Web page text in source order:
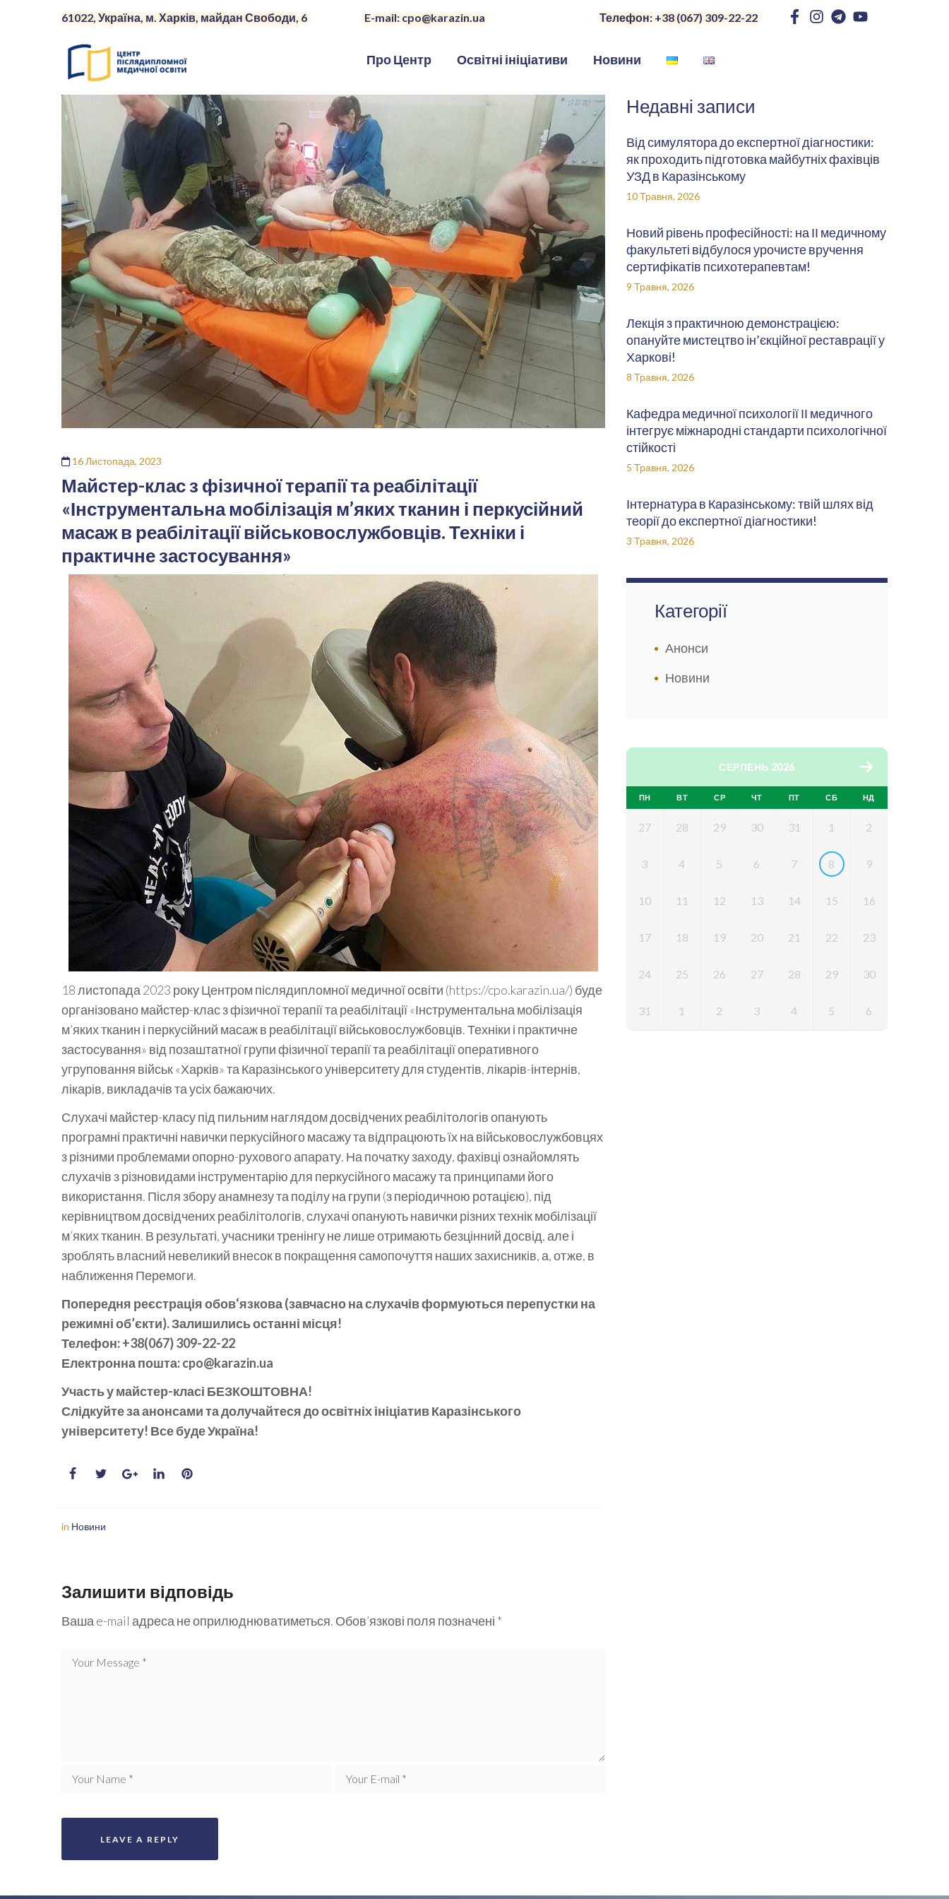
61022, Україна, м. Харків, майдан Свободи, 6 E-mail: cpo@karazin.ua Телефон: +38 (067) 309-22-22
Про Центр Освітні ініціативи Новини
16 Листопада, 2023
Майстер-клас з фізичної терапії та реабілітації
«Інструментальна мобілізація м’яких тканин і перкусійний
масаж в реабілітації військовослужбовців. Техніки і
практичне застосування»
18 листопада 2023 року Центром післядипломної медичної освіти (https://cpo.karazin.ua/) буде
організовано майстер-клас з фізичної терапії та реабілітації «Інструментальна мобілізація
м’яких тканин і перкусійний масаж в реабілітації військовослужбовців. Техніки і практичне
застосування» від позаштатної групи фізичної терапії та реабілітації оперативного
угруповання військ «Харків» та Каразінського університету для студентів, лікарів-інтернів,
лікарів, викладачів та усіх бажаючих.
Слухачі майстер-класу під пильним наглядом досвідчених реабілітологів опанують
програмні практичні навички перкусійного масажу та відпрацюють їх на військовослужбовцях
з різними проблемами опорно-рухового апарату. На початку заходу, фахівці ознайомлять
слухачів з різновидами інструментарію для перкусійного масажу та принципами його
використання. Після збору анамнезу та поділу на групи (з періодичною ротацією), під
керівництвом досвідчених реабілітологів, слухачі опанують навички різних технік мобілізації
м’яких тканин. В результаті, учасники тренінгу не лише отримають безцінний досвід, але і
зроблять власний невеликий внесок в покращення самопочуття наших захисників, а, отже, в
наближення Перемоги.
Попередня реєстрація обов‘язкова (завчасно на слухачів формуються перепустки на
режимні об’єкти). Залишились останні місця!
Телефон: +38(067) 309-22-22
Електронна пошта: cpo@karazin.ua
Участь у майстер-класі БЕЗКОШТОВНА!
Слідкуйте за анонсами та долучайтеся до освітніх ініціатив Каразінського
університету! Все буде Україна!
in Новини
Залишити відповідь
Ваша e-mail адреса не оприлюднюватиметься. Обов’язкові поля позначені *
Недавні записи
Від симулятора до експертної діагностики:
як проходить підготовка майбутніх фахівців
УЗД в Каразінському
10 Травня, 2026
Новий рівень професійності: на ІІ медичному
факультеті відбулося урочисте вручення
сертифікатів психотерапевтам!
9 Травня, 2026
Лекція з практичною демонстрацією:
опануйте мистецтво ін’єкційної реставрації у
Харкові!
8 Травня, 2026
Кафедра медичної психології ІІ медичного
інтегрує міжнародні стандарти психологічної
стійкості
5 Травня, 2026
Інтернатура в Каразінському: твій шлях від
теорії до експертної діагностики!
3 Травня, 2026
Категорії
Анонси
Новини
СЕРПЕНЬ 2026
ПН ВТ СР ЧТ ПТ СБ НД
27 28 29 30 31 1 2
3 4 5 6 7 8 9
10 11 12 13 14 15 16
17 18 19 20 21 22 23
24 25 26 27 28 29 30
31 1 2 3 4 5 6